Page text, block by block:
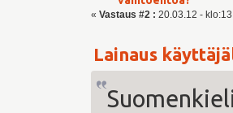
« Vastaus #2 : 20.03.12 -
Lainaus